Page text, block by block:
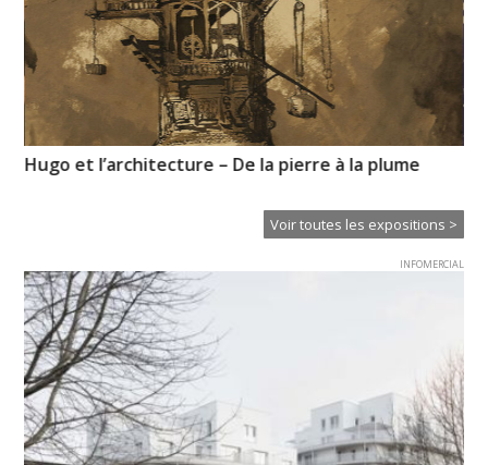
Hugo et l’architecture – De la pierre à la plume
Voir toutes les expositions >
INFOMERCIAL